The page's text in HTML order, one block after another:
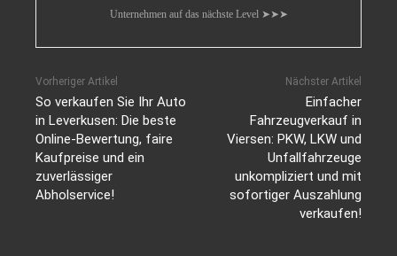
Unternehmen auf das nächste Level ➤➤➤
Vorheriger Artikel
So verkaufen Sie Ihr Auto
in Leverkusen: Die beste
Online-Bewertung, faire
Kaufpreise und ein
zuverlässiger
Abholservice!
Nächster Artikel
Einfacher
Fahrzeugverkauf in
Viersen: PKW, LKW und
Unfallfahrzeuge
unkompliziert und mit
sofortiger Auszahlung
verkaufen!